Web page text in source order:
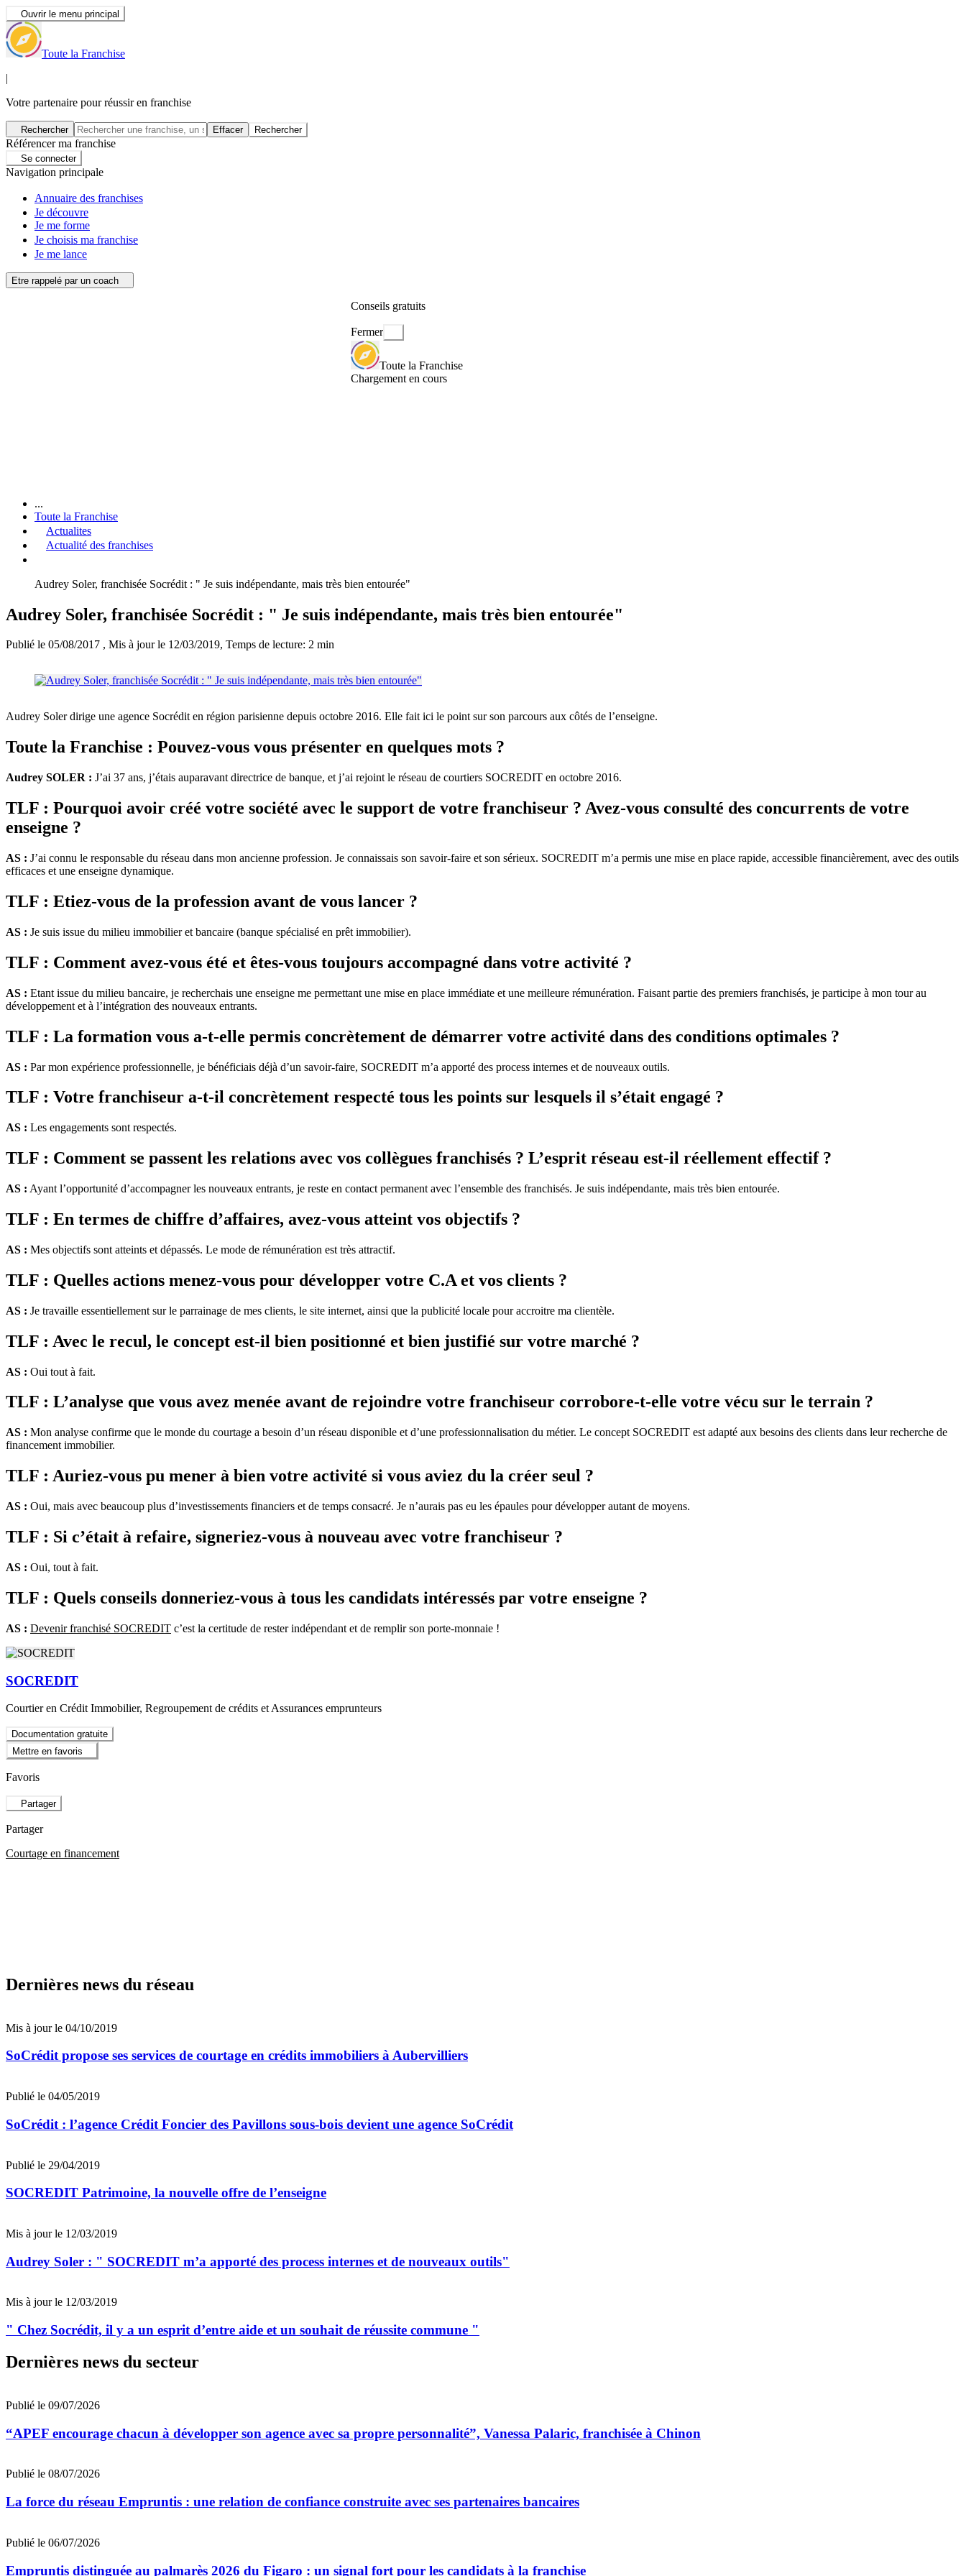
Ouvrir le menu principal
Toute la Franchise
|
Votre partenaire pour réussir en franchise
Rechercher Effacer Rechercher
Référencer ma franchise
Se connecter
Navigation principale
Annuaire des franchises
Je découvre
Je me forme
Je choisis ma franchise
Je me lance
Etre rappelé par un coach
Conseils gratuits
Fermer
Toute la Franchise
Chargement en cours
...
Toute la Franchise
Actualites
Actualité des franchises
Audrey Soler, franchisée Socrédit : " Je suis indépendante, mais très bien entourée"
Audrey Soler, franchisée Socrédit : " Je suis indépendante, mais très bien entourée"
Publié le 05/08/2017 , Mis à jour le 12/03/2019, Temps de lecture: 2 min
Audrey Soler dirige une agence Socrédit en région parisienne depuis octobre 2016. Elle fait ici le point sur son parcours aux côtés de l’enseigne.
Toute la Franchise : Pouvez-vous vous présenter en quelques mots ?
Audrey SOLER : J’ai 37 ans, j’étais auparavant directrice de banque, et j’ai rejoint le réseau de courtiers SOCREDIT en octobre 2016.
TLF : Pourquoi avoir créé votre société avec le support de votre franchiseur ? Avez-vous consulté des concurrents de votre
enseigne ?
AS : J’ai connu le responsable du réseau dans mon ancienne profession. Je connaissais son savoir-faire et son sérieux. SOCREDIT m’a permis une mise en place rapide, accessible financièrement, avec des outils
efficaces et une enseigne dynamique.
TLF : Etiez-vous de la profession avant de vous lancer ?
AS : Je suis issue du milieu immobilier et bancaire (banque spécialisé en prêt immobilier).
TLF : Comment avez-vous été et êtes-vous toujours accompagné dans votre activité ?
AS : Etant issue du milieu bancaire, je recherchais une enseigne me permettant une mise en place immédiate et une meilleure rémunération. Faisant partie des premiers franchisés, je participe à mon tour au
développement et à l’intégration des nouveaux entrants.
TLF : La formation vous a-t-elle permis concrètement de démarrer votre activité dans des conditions optimales ?
AS : Par mon expérience professionnelle, je bénéficiais déjà d’un savoir-faire, SOCREDIT m’a apporté des process internes et de nouveaux outils.
TLF : Votre franchiseur a-t-il concrètement respecté tous les points sur lesquels il s’était engagé ?
AS : Les engagements sont respectés.
TLF : Comment se passent les relations avec vos collègues franchisés ? L’esprit réseau est-il réellement effectif ?
AS : Ayant l’opportunité d’accompagner les nouveaux entrants, je reste en contact permanent avec l’ensemble des franchisés. Je suis indépendante, mais très bien entourée.
TLF : En termes de chiffre d’affaires, avez-vous atteint vos objectifs ?
AS : Mes objectifs sont atteints et dépassés. Le mode de rémunération est très attractif.
TLF : Quelles actions menez-vous pour développer votre C.A et vos clients ?
AS : Je travaille essentiellement sur le parrainage de mes clients, le site internet, ainsi que la publicité locale pour accroitre ma clientèle.
TLF : Avec le recul, le concept est-il bien positionné et bien justifié sur votre marché ?
AS : Oui tout à fait.
TLF : L’analyse que vous avez menée avant de rejoindre votre franchiseur corrobore-t-elle votre vécu sur le terrain ?
AS : Mon analyse confirme que le monde du courtage a besoin d’un réseau disponible et d’une professionnalisation du métier. Le concept SOCREDIT est adapté aux besoins des clients dans leur recherche de
financement immobilier.
TLF : Auriez-vous pu mener à bien votre activité si vous aviez du la créer seul ?
AS : Oui, mais avec beaucoup plus d’investissements financiers et de temps consacré. Je n’aurais pas eu les épaules pour développer autant de moyens.
TLF : Si c’était à refaire, signeriez-vous à nouveau avec votre franchiseur ?
AS : Oui, tout à fait.
TLF : Quels conseils donneriez-vous à tous les candidats intéressés par votre enseigne ?
AS : Devenir franchisé SOCREDIT c’est la certitude de rester indépendant et de remplir son porte-monnaie !
SOCREDIT
Courtier en Crédit Immobilier, Regroupement de crédits et Assurances emprunteurs
Documentation gratuite
Mettre en favoris
Favoris
Partager
Partager
Courtage en financement
Dernières news du réseau
Mis à jour le 04/10/2019
SoCrédit propose ses services de courtage en crédits immobiliers à Aubervilliers
Publié le 04/05/2019
SoCrédit : l’agence Crédit Foncier des Pavillons sous-bois devient une agence SoCrédit
Publié le 29/04/2019
SOCREDIT Patrimoine, la nouvelle offre de l’enseigne
Mis à jour le 12/03/2019
Audrey Soler : " SOCREDIT m’a apporté des process internes et de nouveaux outils"
Mis à jour le 12/03/2019
" Chez Socrédit, il y a un esprit d’entre aide et un souhait de réussite commune "
Dernières news du secteur
Publié le 09/07/2026
“APEF encourage chacun à développer son agence avec sa propre personnalité”, Vanessa Palaric, franchisée à Chinon
Publié le 08/07/2026
La force du réseau Empruntis : une relation de confiance construite avec ses partenaires bancaires
Publié le 06/07/2026
Empruntis distinguée au palmarès 2026 du Figaro : un signal fort pour les candidats à la franchise